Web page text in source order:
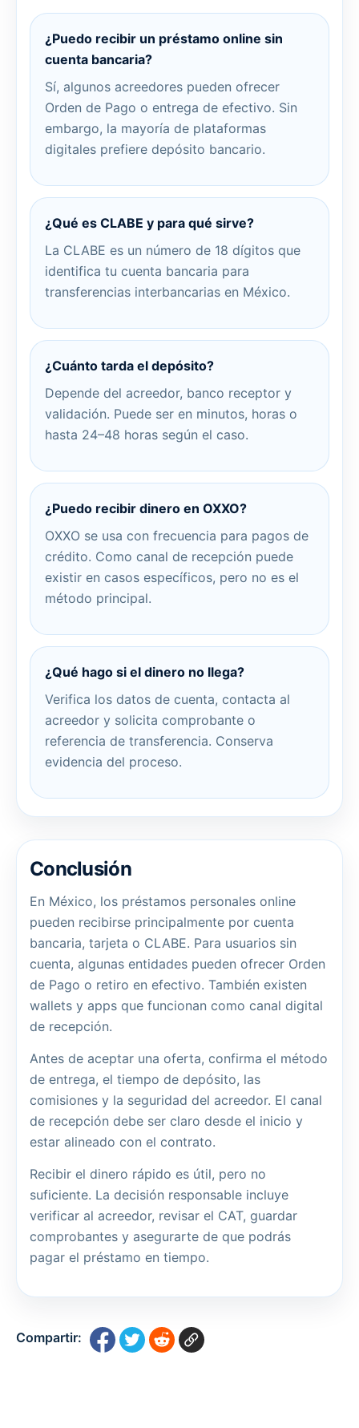
¿Puedo recibir un préstamo online sin
cuenta bancaria?
Sí, algunos acreedores pueden ofrecer
Orden de Pago o entrega de efectivo. Sin
embargo, la mayoría de plataformas
digitales prefiere depósito bancario.
¿Qué es CLABE y para qué sirve?
La CLABE es un número de 18 dígitos que
identifica tu cuenta bancaria para
transferencias interbancarias en México.
¿Cuánto tarda el depósito?
Depende del acreedor, banco receptor y
validación. Puede ser en minutos, horas o
hasta 24–48 horas según el caso.
¿Puedo recibir dinero en OXXO?
OXXO se usa con frecuencia para pagos de
crédito. Como canal de recepción puede
existir en casos específicos, pero no es el
método principal.
¿Qué hago si el dinero no llega?
Verifica los datos de cuenta, contacta al
acreedor y solicita comprobante o
referencia de transferencia. Conserva
evidencia del proceso.
Conclusión
En México, los préstamos personales online
pueden recibirse principalmente por cuenta
bancaria, tarjeta o CLABE. Para usuarios sin
cuenta, algunas entidades pueden ofrecer Orden
de Pago o retiro en efectivo. También existen
wallets y apps que funcionan como canal digital
de recepción.
Antes de aceptar una oferta, confirma el método
de entrega, el tiempo de depósito, las
comisiones y la seguridad del acreedor. El canal
de recepción debe ser claro desde el inicio y
estar alineado con el contrato.
Recibir el dinero rápido es útil, pero no
suficiente. La decisión responsable incluye
verificar al acreedor, revisar el CAT, guardar
comprobantes y asegurarte de que podrás
pagar el préstamo en tiempo.
Compartir: